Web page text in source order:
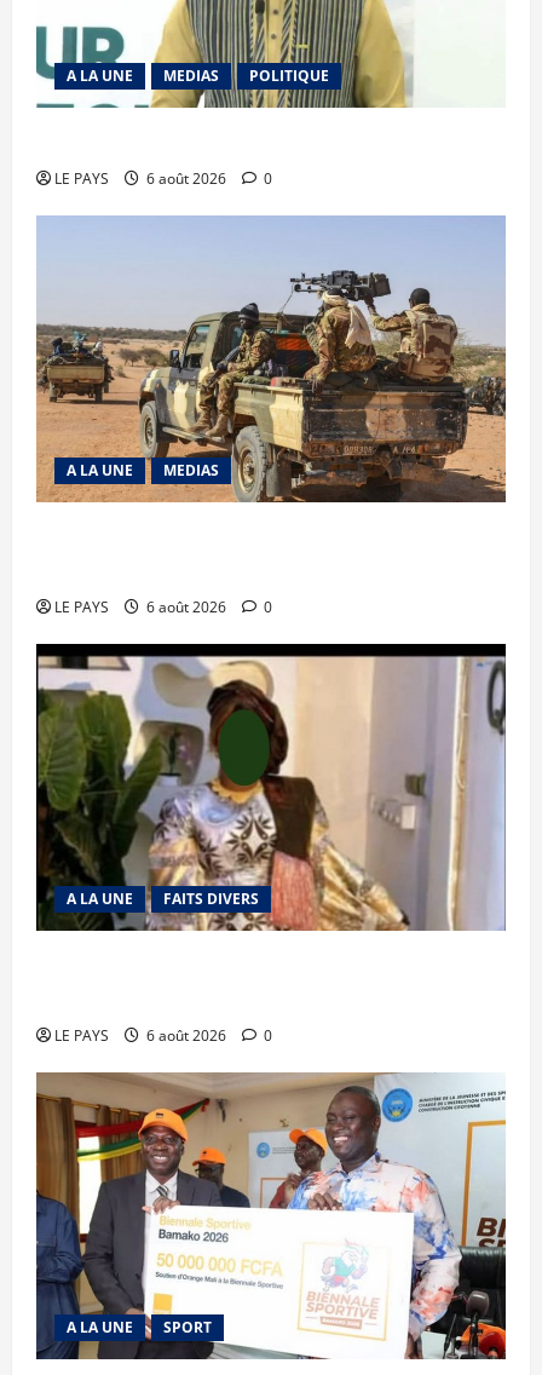
A LA UNE MEDIAS POLITIQUE
LE PAYS 6 août 2026 0
A LA UNE MEDIAS
LE PAYS 6 août 2026 0
A LA UNE FAITS DIVERS
LE PAYS 6 août 2026 0
A LA UNE SPORT